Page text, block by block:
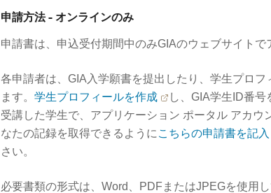
申請方法 - オンラインのみ
申請書は、申込受付期間中のみGIAのウェブサイトで
各申請者は、GIA入学願書を提出したり、学生プロ
ます。 学生プロフィールを作成
し、GIA学生ID番
受講した学生で、アプリケーション ポータル アカウ
なたの記録を取得できるように こちらの申請書を記入
さい。
必要書類の形式は、Word、PDFまたはJPEGを使用